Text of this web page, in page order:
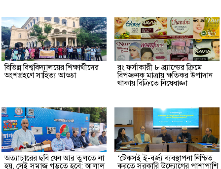
বিভিন্ন বিশ্ববিদ্যালয়ের শিক্ষার্থীদের
অংশগ্রহণে সাহিত্য আড্ডা
রং ফর্সাকারী ৮ ব্র্যান্ডের ক্রিমে
বিপজ্জনক মাত্রায় ক্ষতিকর উপাদান
থাকায় বিক্রিতে নিষেধাজ্ঞা
অত্যাচারের ছবি যেন আর তুলতে না
হয়, সেই সমাজ গড়তে হবে: আলাল
‘টেকসই ই-বর্জ্য ব্যবস্থাপনা নিশ্চিত
করতে সরকারি উদ্যোগের পাশাপাশি